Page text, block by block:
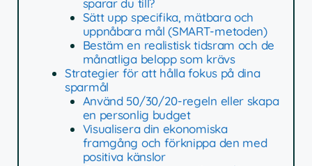
sparar du till?
Sätt upp specifika, mätbara och
uppnåbara mål (SMART-metoden)
Bestäm en realistisk tidsram och de
månatliga belopp som krävs
Strategier för att hålla fokus på dina
sparmål
Använd 50/30/20-regeln eller skapa
en personlig budget
Visualisera din ekonomiska
framgång och förknippa den med
positiva känslor